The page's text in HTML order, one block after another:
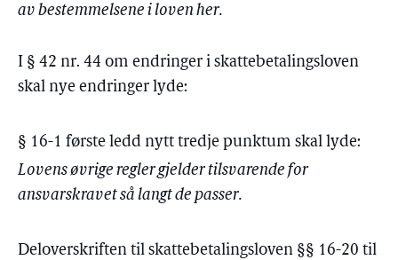
av bestemmelsene i loven her.
I § 42 nr. 44 om endringer i skattebetalingsloven
skal nye endringer lyde:
§ 16-1 første ledd nytt tredje punktum skal lyde:
Lovens øvrige regler gjelder tilsvarende for
ansvarskravet så langt de passer.
Deloverskriften til skattebetalingsloven §§ 16-20 til